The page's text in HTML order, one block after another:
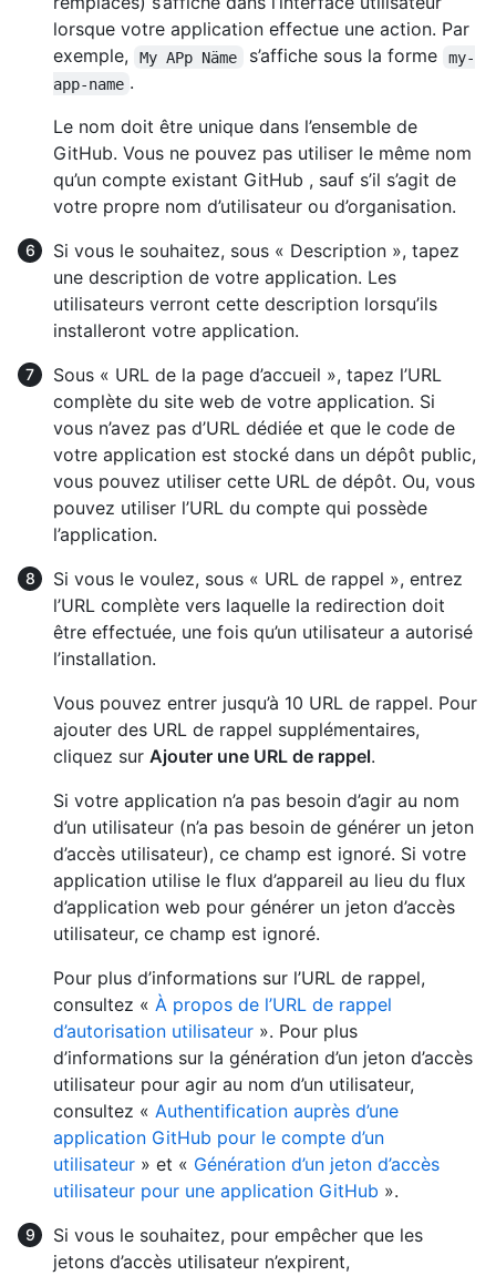
lorsque votre application effectue une action. Par
exemple,
My APp Näme s’affiche sous la forme
my-
app-name .
Le nom doit être unique dans l’ensemble de
GitHub. Vous ne pouvez pas utiliser le même nom
qu’un compte existant GitHub , sauf s’il s’agit de
votre propre nom d’utilisateur ou d’organisation.
Si vous le souhaitez, sous « Description », tapez
une description de votre application. Les
utilisateurs verront cette description lorsqu’ils
installeront votre application.
Sous « URL de la page d’accueil », tapez l’URL
complète du site web de votre application. Si
vous n’avez pas d’URL dédiée et que le code de
votre application est stocké dans un dépôt public,
vous pouvez utiliser cette URL de dépôt. Ou, vous
pouvez utiliser l’URL du compte qui possède
l’application.
Si vous le voulez, sous « URL de rappel », entrez
l’URL complète vers laquelle la redirection doit
être effectuée, une fois qu’un utilisateur a autorisé
l’installation.
Vous pouvez entrer jusqu’à 10 URL de rappel. Pour
ajouter des URL de rappel supplémentaires,
cliquez sur Ajouter une URL de rappel.
Si votre application n’a pas besoin d’agir au nom
d’un utilisateur (n’a pas besoin de générer un jeton
d’accès utilisateur), ce champ est ignoré. Si votre
application utilise le flux d’appareil au lieu du flux
d’application web pour générer un jeton d’accès
utilisateur, ce champ est ignoré.
Pour plus d’informations sur l’URL de rappel,
consultez « À propos de l’URL de rappel
d’autorisation utilisateur ». Pour plus
d’informations sur la génération d’un jeton d’accès
utilisateur pour agir au nom d’un utilisateur,
consultez « Authentification auprès d’une
application GitHub pour le compte d’un
utilisateur » et « Génération d’un jeton d’accès
utilisateur pour une application GitHub ».
Si vous le souhaitez, pour empêcher que les
jetons d’accès utilisateur n’expirent,